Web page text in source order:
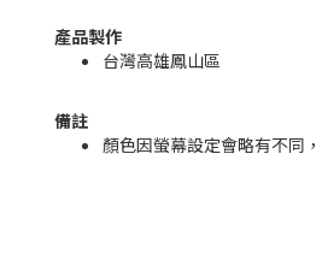
產品製作
台灣高雄鳳山區
備註
顏色因螢幕設定會略有不同